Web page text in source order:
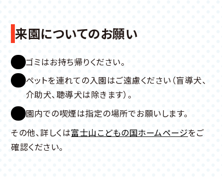
来園についてのお願い
ゴミはお持ち帰りください。
ペットを連れての入園はご遠慮ください（盲導犬、
介助犬、聴導犬は除きます）。
園内での喫煙は指定の場所でお願いします。
その他、詳しくは富士山こどもの国ホームページをご
確認ください。